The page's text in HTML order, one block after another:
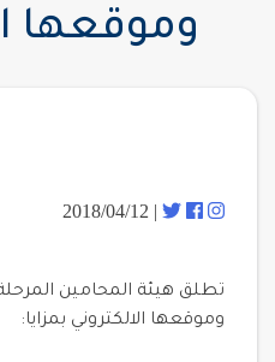
وموقعها
| 2018/04/12
وموقعها الالكتروني بمزايا: